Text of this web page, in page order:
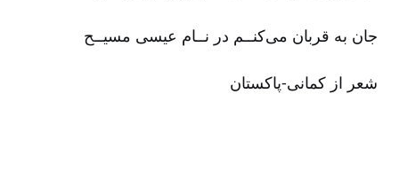
جان به قربان می‌کنــم در نــام عیسی مسیــح‌
شعر از کمانی‌-پاکستان‌